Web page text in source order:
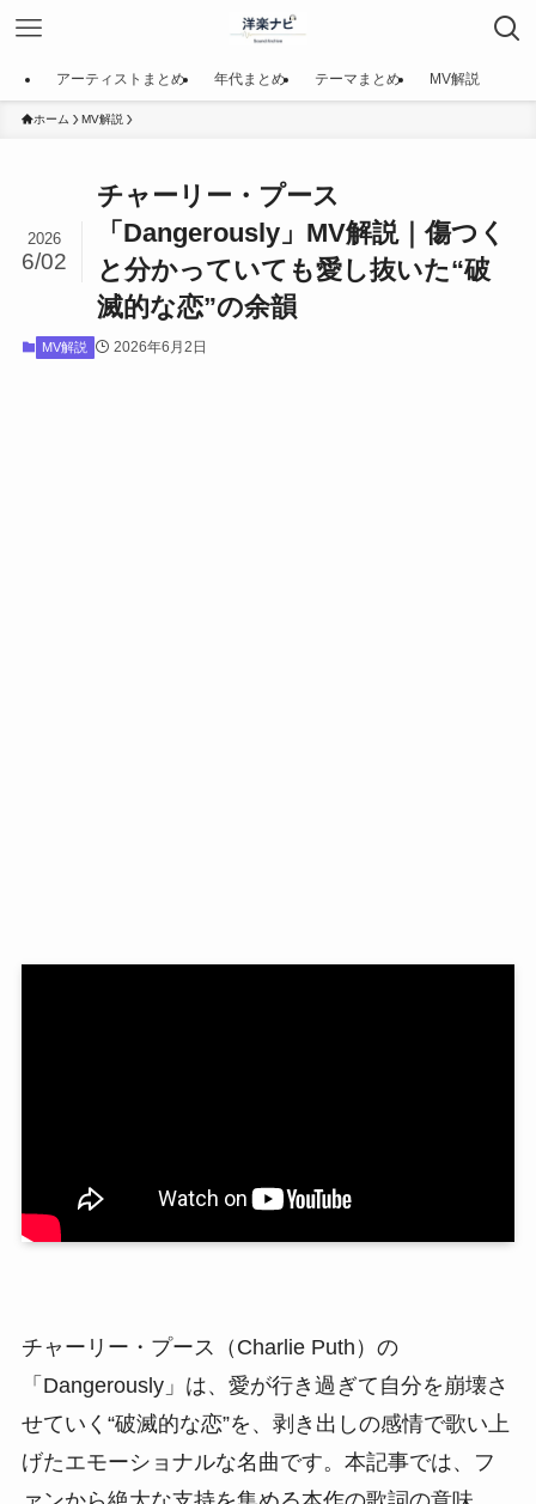
アーティストまとめ 年代まとめ テーマまとめ MV解説
ホーム MV解説
チャーリー・プース
「Dangerously」MV解説｜傷つく
と分かっていても愛し抜いた“破
滅的な恋”の余韻
2026
6/02
MV解説 2026年6月2日
チャーリー・プース（Charlie Puth）の
「Dangerously」は、愛が行き過ぎて自分を崩壊さ
せていく“破滅的な恋”を、剥き出しの感情で歌い上
げたエモーショナルな名曲です。本記事では、フ